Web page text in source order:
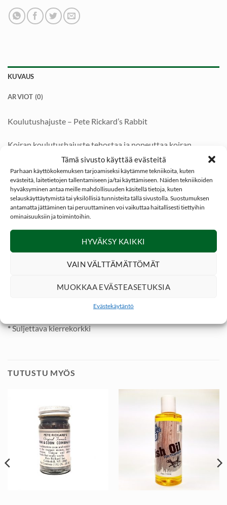
Tämä sivusto käyttää evästeitä
Parhaan käyttökokemuksen tarjoamiseksi käytämme tekniikoita, kuten
evästeitä, laitetietojen tallentamiseen ja/tai käyttämiseen. Näiden tekniikoiden
hyväksyminen antaa meille mahdollisuuden käsitellä tietoja, kuten
selauskäyttäytymistä tai yksilöllisiä tunnisteita tällä sivustolla. Suostumuksen
antamatta jättäminen tai peruuttaminen voi vaikuttaa haitallisesti tiettyihin
ominaisuuksiin ja toimintoihin.
HYVÄKSY KAIKKI
VAIN VÄLTTÄMÄTTÖMÄT
MUOKKAA EVÄSTEASETUKSIA
Evästekäytäntö
KUVAUS
ARVIOT (0)
Koulutushajuste – Pete Rickard’s Rabbit
Koiran koulutushajuste tehostaa ja nopeuttaa koiran
koulutusta! Lisäämällä riistaeläinten luontaista aitoa hajua
esim noutodameihin tai omien kenkien remmeihin, teet
kätevästi hajujälkeä edetessä maastossa.
Hajustetta voidaan laittaa muutama pisara noutodameihin,
kengissä käytettäviin remmeihin tai esineeseen jolla teet
riistanomaisen hajujäljen esim metsään tai pellolle.
Pete Rickard´s koulutushajuste on tehokas koiran
koulutushajuste luonnollisella ja aidolla riistan
Jänis koiran koulutushajuste
*Suljettava kierrekorkki
TUTUSTU MYÖS